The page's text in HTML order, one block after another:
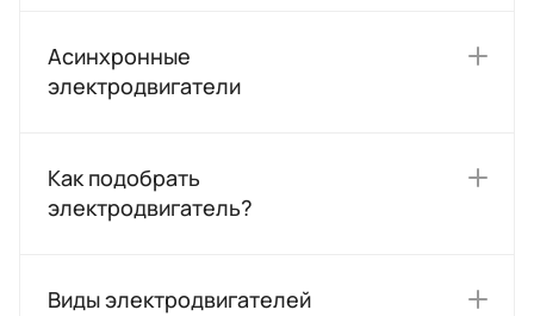
Асинхронные
электродвигатели
Как подобрать
электродвигатель?
Виды электродвигателей